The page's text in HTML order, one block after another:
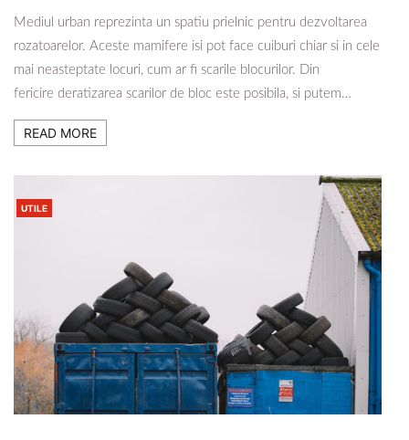
Mediul urban reprezinta un spatiu prielnic pentru dezvoltarea
rozatoarelor. Aceste mamifere isi pot face cuiburi chiar si in cele
mai neasteptate locuri, cum ar fi scarile blocurilor. Din
fericire deratizarea scarilor de bloc este posibila, si putem…
READ MORE
UTILE